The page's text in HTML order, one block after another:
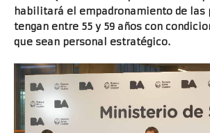
habilitará el empadronamiento de las
tengan entre 55 y 59 años con
que sean personal estratégico.